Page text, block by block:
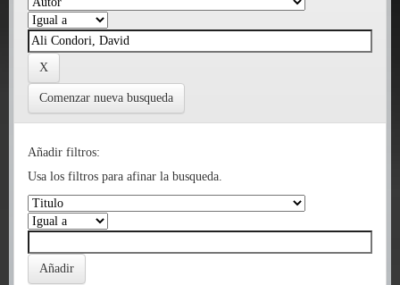
Comenzar nueva busqueda
Añadir filtros:
Usa los filtros para afinar la busqueda.